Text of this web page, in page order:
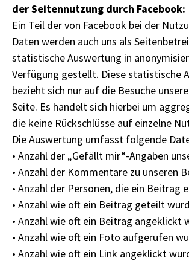
der Seitennutzung durch Facebook:
Ein Teil der von Facebook bei der
Daten werden auch uns als
statistische Auswertung in
Verfügung gestellt. Diese statistische
bezieht sich nur auf die Besuche
Seite. Es handelt sich hierbei um
die keine Rückschlüsse auf einzelne
Die Auswertung umfasst folgende
• Anzahl der „Gefällt mir“-Angaben
• Anzahl der Kommentare zu unseren
• Anzahl der Personen, die ein Beitrag
• Anzahl wie oft ein Beitrag geteilt
• Anzahl wie oft ein Beitrag angeklickt
• Anzahl wie oft ein Foto aufgerufen
• Anzahl wie oft ein Link angeklickt